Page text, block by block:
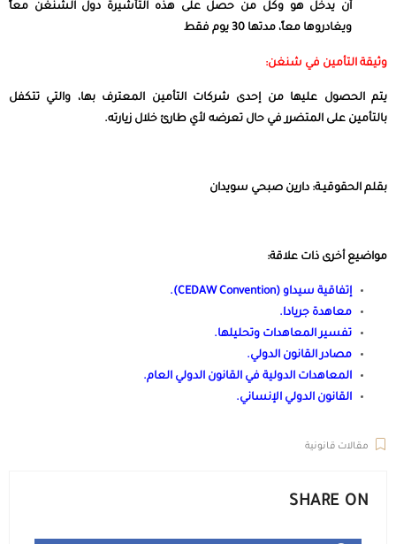
أن يدخل هو وكل من حصل على هذه التأشيرة دول الشنغن معاً
ويغادروها معاً، مدتها 30 يوم فقط
وثيقة التأمين في شنغن:
يتم الحصول عليها من إحدى شركات التأمين المعترف بها، والتي تتكفل
بالتأمين على المتضرر في حال تعرضه لأي طارئ خلال زيارته.
بقلم الحقوقيـة: دارين صبحي سويدان
مواضيع أخرى ذات علاقة:
إتفاقية سيداو (CEDAW Convention)
.
معاهدة جريادا.
تفسير المعاهدات وتحليلها.
مصادر القانون الدولي.
المعاهدات الدولية في القانون الدولي العام.
القانون الدولي الإنساني.
مقالات قانونية
SHARE ON